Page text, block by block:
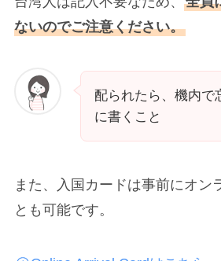
ないのでご注意ください。
配られたら、機内で
に書くこと
また、入国カードは事前にオン
とも可能です。